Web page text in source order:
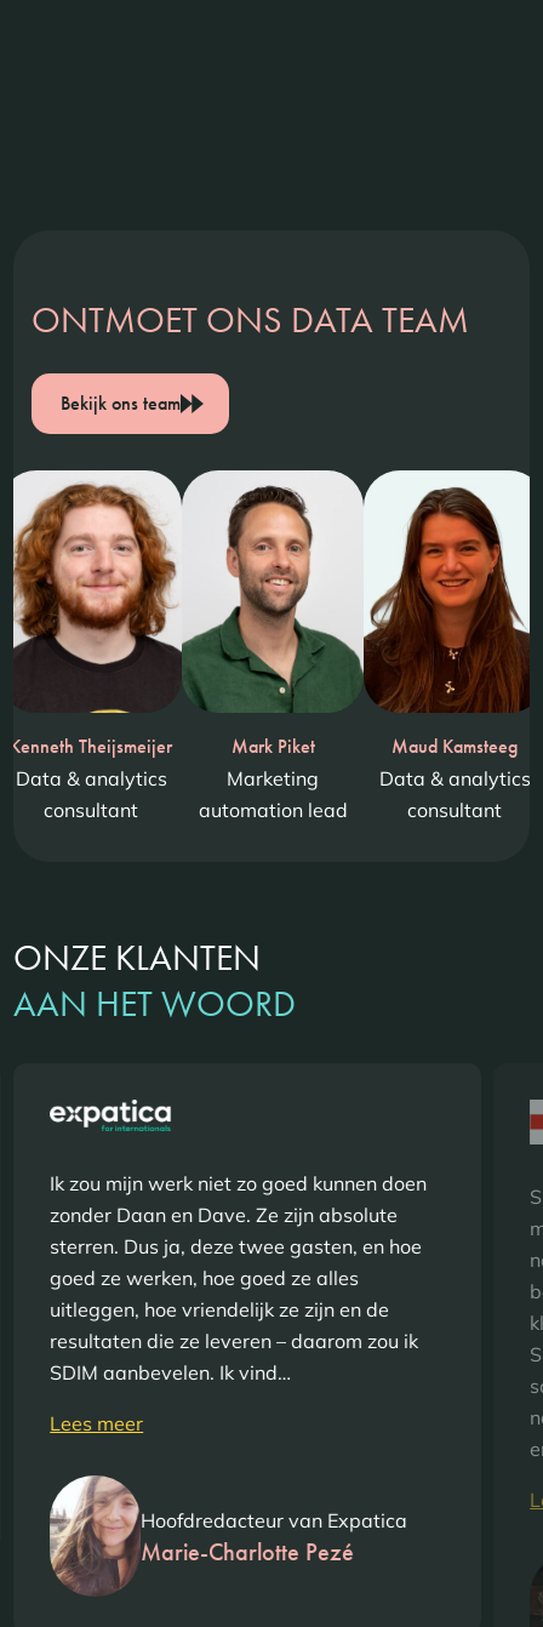
ONTMOET ONS DATA TEAM
Bekijk ons team
Mark Piket
Marketing
automation lead
Maud Kamsteeg
Data & analytics
consultant
Oscar van
Digital
ONZE KLANTEN
AAN HET WOORD
Ik zou mijn werk niet zo goed kunnen doen
zonder Daan en Dave. Ze zijn absolute
sterren. Dus ja, deze twee gasten, en hoe
goed ze werken, hoe goed ze alles
uitleggen, hoe vriendelijk ze zijn en de
resultaten die ze leveren – daarom zou ik
SDIM aanbevelen. Ik vind…
Lees meer
Hoofdredacteur van Expatica
Marie-Charlotte Pezé